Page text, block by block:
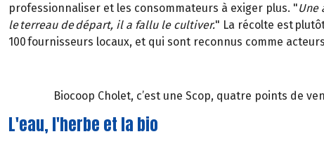
professionnaliser et les consommateurs à exiger plus. "Une
le terreau de départ, il a fallu le cultiver." La récolte est
100 fournisseurs locaux, et qui sont reconnus comme
Biocoop Cholet, c’est une Scop, quatre points de
L'eau, l'herbe et la bio